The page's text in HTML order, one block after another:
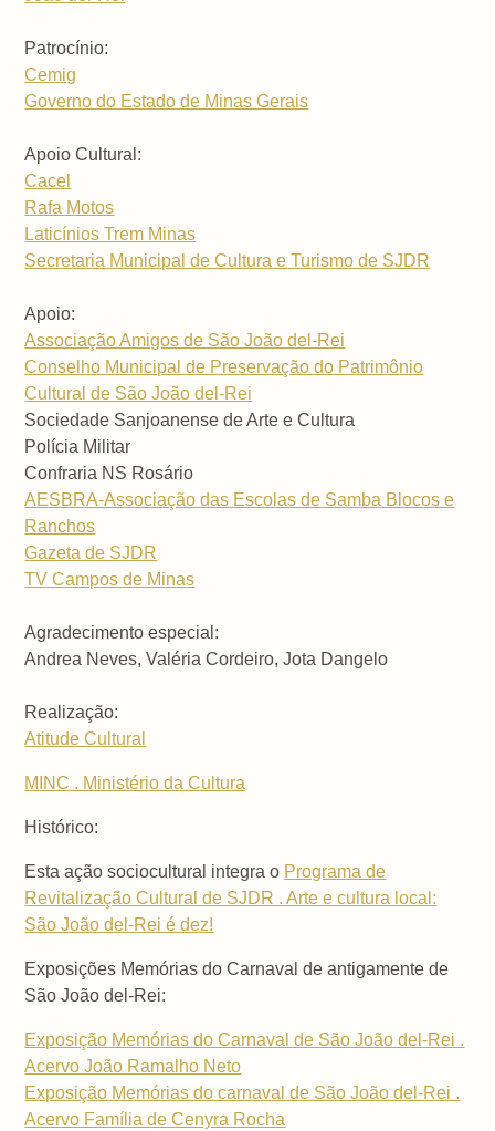
Patrocínio:
Cemig
Governo do Estado de Minas Gerais
Apoio Cultural:
Cacel
Rafa Motos
Laticínios Trem Minas
Secretaria Municipal de Cultura e Turismo de SJDR
Apoio:
Associação Amigos de São João del-Rei
Conselho Municipal de Preservação do Patrimônio
Cultural de São João del-Rei
Sociedade Sanjoanense de Arte e Cultura
Polícia Militar
Confraria NS Rosário
AESBRA-Associação das Escolas de Samba Blocos e
Ranchos
Gazeta de SJDR
TV Campos de Minas
Agradecimento especial:
Andrea Neves, Valéria Cordeiro, Jota Dangelo
Realização:
Atitude Cultural
MINC . Ministério da Cultura
Histórico:
Esta ação sociocultural integra o Programa de
Revitalização Cultural de SJDR . Arte e cultura local:
São João del-Rei é dez!
Exposições Memórias do Carnaval de antigamente de
São João del-Rei:
Exposição Memórias do Carnaval de São João del-Rei .
Acervo João Ramalho Neto
Exposição Memórias do carnaval de São João del-Rei .
Acervo Família de Cenyra Rocha